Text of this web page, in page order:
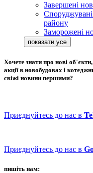
Завершені
району
Заморожені
Хочете знати про нові
акції в новобудовах і
свіжі новини першими?
Приєднуйтесь до нас в
Приєднуйтесь до нас в
пишіть нам: